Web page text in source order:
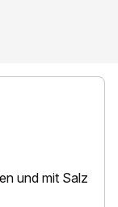
und mit Salz